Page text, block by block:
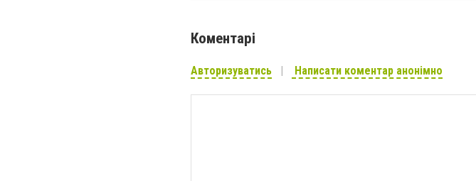
Коментарі
Авторизуватись Написати коментар анонімно